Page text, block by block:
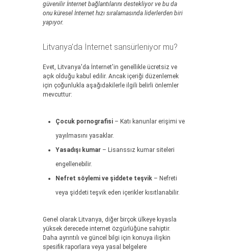
güvenilir İnternet bağlantılarını destekliyor ve bu da
onu küresel İnternet hızı sıralamasında liderlerden biri
yapıyor.
Litvanya'da İnternet sansürleniyor mu?
Evet, Litvanya'da İnternet'in genellikle ücretsiz ve
açık olduğu kabul edilir. Ancak içeriği düzenlemek
için çoğunlukla aşağıdakilerle ilgili belirli önlemler
mevcuttur:
Çocuk pornografisi – Katı kanunlar erişimi ve
yayılmasını yasaklar.
Yasadışı kumar – Lisanssız kumar siteleri
engellenebilir.
Nefret söylemi ve şiddete teşvik – Nefreti
veya şiddeti teşvik eden içerikler kısıtlanabilir.
Genel olarak Litvanya, diğer birçok ülkeye kıyasla
yüksek derecede internet özgürlüğüne sahiptir.
Daha ayrıntılı ve güncel bilgi için konuya ilişkin
spesifik raporlara veya yasal belgelere